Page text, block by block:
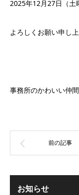
2025年12月27日（土
よろしくお願い申し上
事務所のかわいい仲間
お知らせ